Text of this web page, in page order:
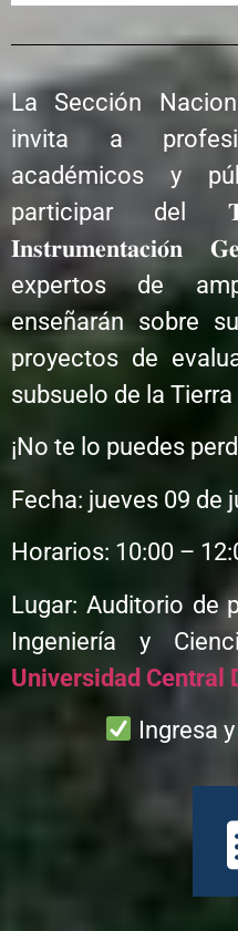
La Sección
invita a
académicos y
participar del
𝐈𝐧𝐬𝐭𝐫𝐮𝐦𝐞𝐧𝐭𝐚𝐜𝐢𝐨́𝐧
expertos de
enseñarán sobre
proyectos de
subsuelo de la Tierra
¡No te lo puedes
Fecha: jueves 09 de
Horarios: 10:00 –
Lugar: Auditorio de
Ingeniería y
Universidad Central
Ingresa